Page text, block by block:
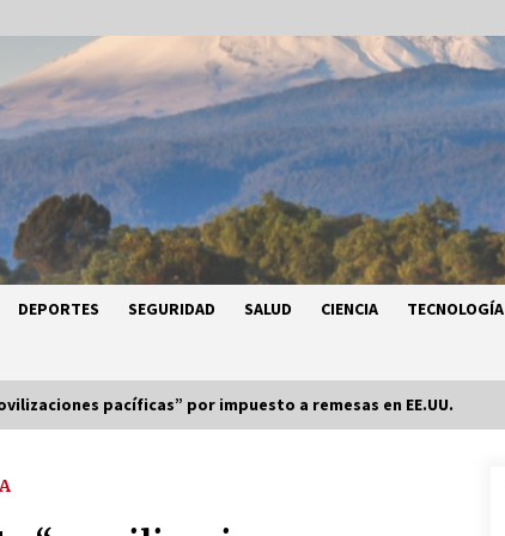
DEPORTES SEGURIDAD SALUD CIENCIA TECNOLOGÍA
pacíficas” por impuesto a remesas en EE.UU.